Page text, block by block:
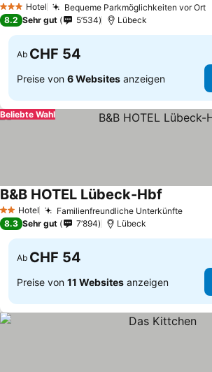
3 SterneHotel Bequeme Parkmöglichkeiten vor Ort
8.2 Sehr gut 5’534 Lübeck
Ab CHF 54
Preise von 6 Websites anzeigen
Beliebte Wahl
2 Sterne
Hotel Familienfreundliche Unterkünfte
B&B HOTEL Lübeck-Hbf
8.3 Sehr gut 7’894 Lübeck
Ab CHF 54
Preise von 11 Websites anzeigen